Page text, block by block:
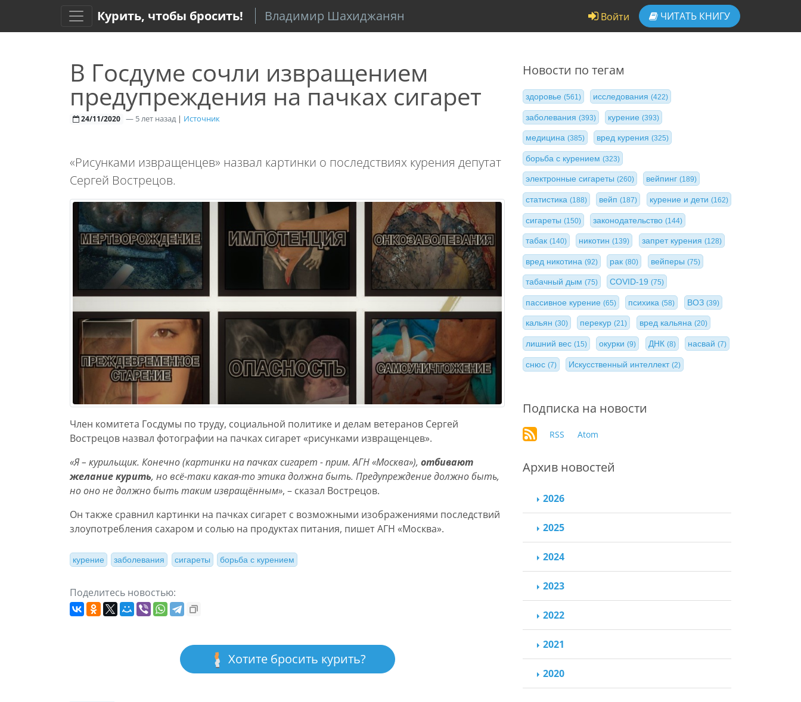
Курить, чтобы бросить! Владимир Шахиджанян Войти ЧИТАТЬ КНИГУ
В Госдуме сочли извращением
предупреждения на пачках сигарет
24/11/2020 —5 лет назад | Источник
«Рисунками извращенцев» назвал картинки о последствиях курения депутат
Сергей Вострецов.
Член комитета Госдумы по труду, социальной политике и делам ветеранов Сергей
Вострецов назвал фотографии на пачках сигарет «рисунками извращенцев».
«Я – курильщик. Конечно (картинки на пачках сигарет - прим. АГН «Москва»), отбивают
желание курить, но всё-таки какая-то этика должна быть. Предупреждение должно быть,
но оно не должно быть таким извращённым», – сказал Вострецов.
Он также сравнил картинки на пачках сигарет с возможными изображениями последствий
злоупотребления сахаром и солью на продуктах питания, пишет АГН «Москва».
курение заболевания сигареты борьба с курением
Поделитесь новостью:
Хотите бросить курить?
Новости по тегам
здоровье (561) исследования(422)
заболевания (393) курение(393)
медицина (385) вред курения(325)
борьба с курением (323)
электронные сигареты (260) вейпинг(189)
статистика (188) вейп(187) курение и дети (162)
сигареты (150) законодательство(144)
табак (140) никотин(139) запрет курения (128)
вред никотина (92) рак(80) вейперы (75)
табачный дым (75) COVID-19(75)
пассивное курение (65) психика(58) ВОЗ (39)
кальян (30) перекур(21) вред кальяна (20)
лишний вес (15) окурки(9) ДНК (8) насвай(7)
снюс (7) Искусственный интеллект(2)
Подписка на новости
RSS Atom
Архив новостей
2026
2025
2024
2023
2022
2021
2020